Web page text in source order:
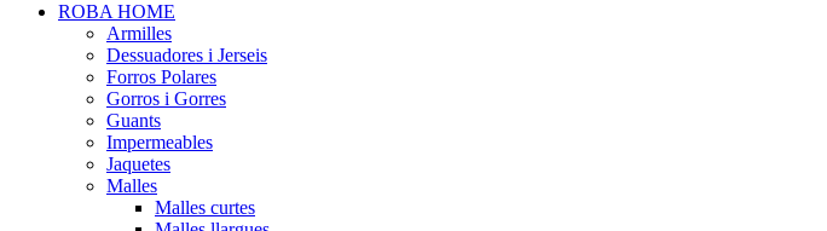
ROBA HOME
Armilles
Dessuadores i Jerseis
Forros Polares
Gorros i Gorres
Guants
Impermeables
Jaquetes
Malles
Malles curtes